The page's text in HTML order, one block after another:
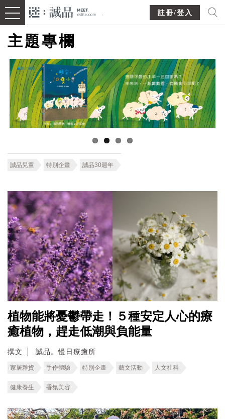
註冊/登入
主題專欄
誠品兒童 特別企畫 誠品30週年
植物能將憂鬱帶走！５種安定人心的療
癒植物，趕走低潮與負能量
撰文 誠品。慢日療癒所
家居雜貨 手作體驗 特別企畫 藝文活動 人文社科
健康養生 香氛美容